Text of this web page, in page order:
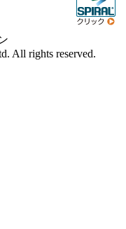
All rights reserved.